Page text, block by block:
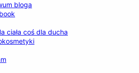
bloga
ciała coś dla ducha